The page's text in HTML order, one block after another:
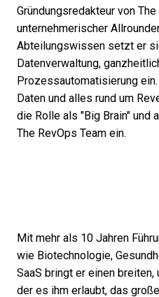
Gründungsredakteur von
unternehmerischer
Abteilungswissen setzt er
Datenverwaltung,
Prozessautomatisierung
Daten und alles rund um
die Rolle als "Big Brain" und
The RevOps Team ein.
Mit mehr als 10 Jahren
wie Biotechnologie,
SaaS bringt er einen
der es ihm erlaubt, das